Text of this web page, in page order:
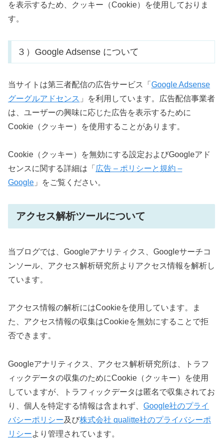
を表示するため、クッキー（Cookie）を使用しておりま
す。
３）Google Adsense について
当サイトは第三者配信の広告サービス「 Google Adsense
グーグルアドセンス 」を利用しています。広告配信事業者
は、ユーザーの興味に応じた広告を表示するために
Cookie（クッキー）を使用することがあります。
Cookie（クッキー）を無効にする設定およびGoogleアド
センスに関する詳細は「 広告 – ポリシーと規約 –
Google 」をご覧ください。
アクセス解析ツールについて
当ブログでは、Googleアナリティクス、Googleサーチコ
ンソール、アクセス解析研究所よりアクセス情報を解析し
ています。
アクセス情報の解析にはCookieを使用しています。ま
た、アクセス情報の収集はCookieを無効にすることで拒
否できます。
Googleアナリティクス、アクセス解析研究所は、トラフ
ィックデータの収集のためにCookie（クッキー）を使用
していますが、トラフィックデータは匿名で収集されてお
り、個人を特定する情報は含まれず、 Google社のプライ
バシーポリシー及び株式会社 qualitte社のプライバシーポ
リシーより管理されています。